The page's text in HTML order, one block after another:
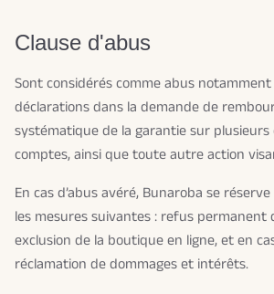
Clause d'abus
Sont considérés comme abus notamment
déclarations dans la demande de
systématique de la garantie sur plusieurs
comptes, ainsi que toute autre action
En cas d’abus avéré, Bunaroba se
les mesures suivantes : refus permanent
exclusion de la boutique en ligne, et en
réclamation de dommages et intérêts.